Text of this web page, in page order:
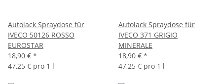
Autolack Spraydose für
IVECO 50126 ROSSO
EUROSTAR
18,90 € *
47,25 € pro 1 l
Autolack Spraydose für
IVECO 371 GRIGIO
MINERALE
18,90 € *
47,25 € pro 1 l